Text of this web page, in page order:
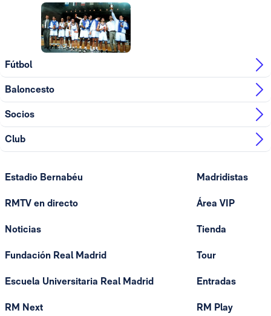
Foto: Real Madrid
Fútbol
Baloncesto
Socios
Club
Estadio Bernabéu
RMTV en directo
Noticias
Fundación Real Madrid
Escuela Universitaria Real Madrid
RM Next
Madridistas
Área VIP
Tienda
Tour
Entradas
RM Play